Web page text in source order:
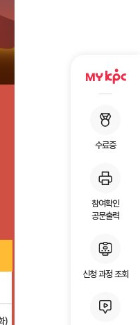
수료증
참여확인
공문출력
신청 과정 조회